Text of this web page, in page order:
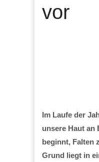
vor
Im Laufe der
unsere Haut an
beginnt, Falten
Grund liegt in